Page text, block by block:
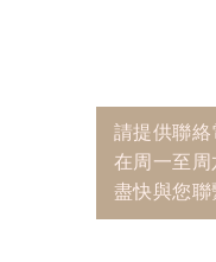
請提供聯
在周一至
盡快與您聯